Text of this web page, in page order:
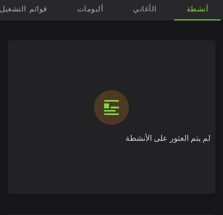
أنشطة الأغاني ألبومات قوائم التشغيل
لم يتم العثور على الأنشطة